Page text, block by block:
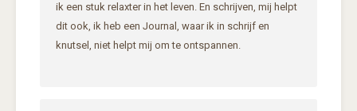
ik een stuk relaxter in het leven. En schrijven, mij helpt
dit ook, ik heb een Journal, waar ik in schrijf en
knutsel, niet helpt mij om te ontspannen.